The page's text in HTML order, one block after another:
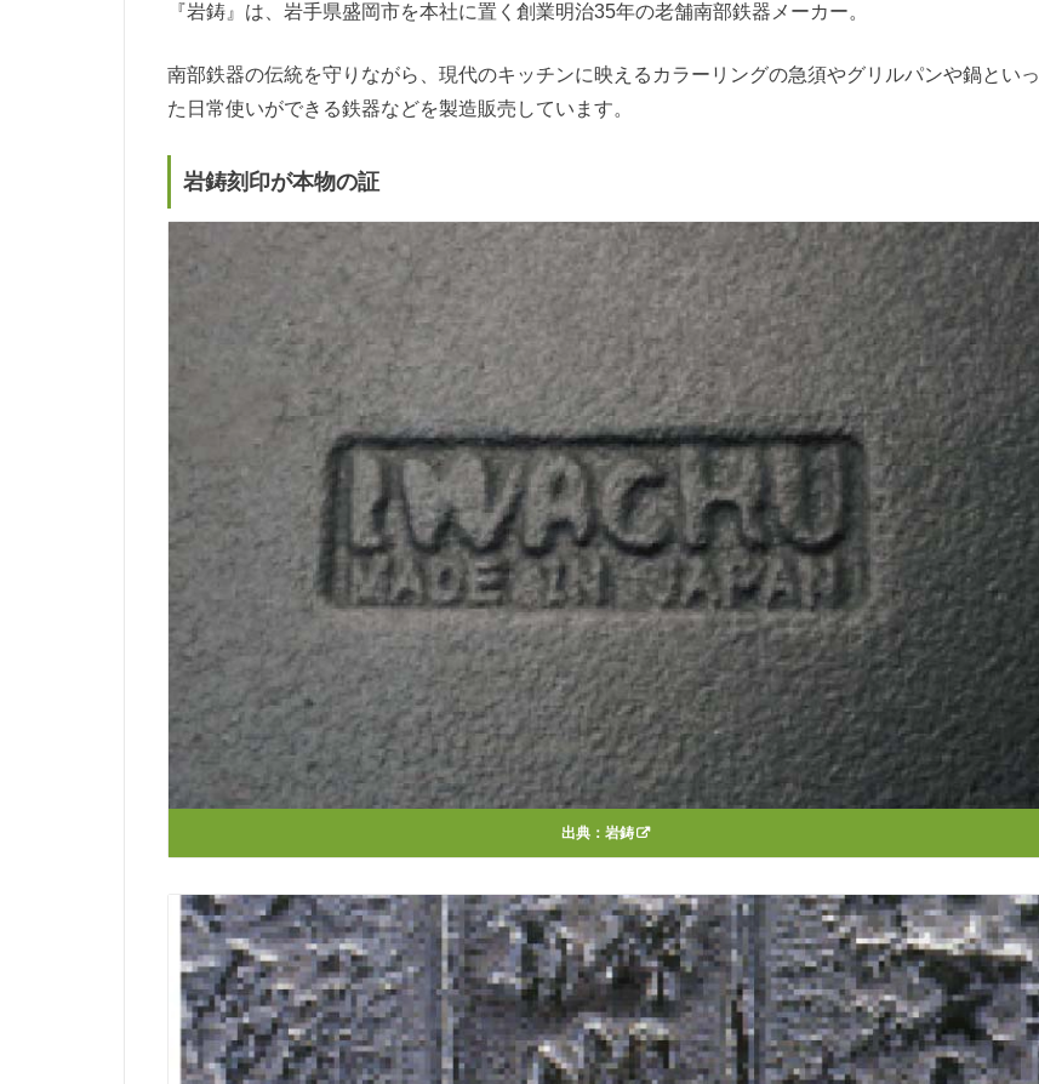
『岩鋳』は、岩手県盛岡市を本社に置く創業明治35年の老舗南部鉄器メーカー。
南部鉄器の伝統を守りながら、現代のキッチンに映えるカラーリングの急須やグリルパンや鍋といっ
た日常使いができる鉄器などを製造販売しています。
岩鋳刻印が本物の証
出典：岩鋳